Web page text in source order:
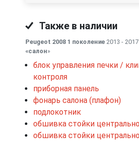
Также в наличии
Peugeot 2008 1 поколение 2013 -
«салон»
блок управления печки /
контроля
приборная панель
фонарь салона (плафон)
подлокотник
обшивка стойки
обшивка стойки